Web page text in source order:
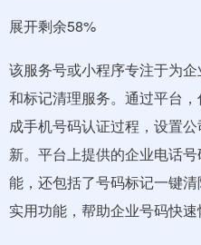
展开剩余58%
该服务号或小程序专注于为
和标记清理服务。通过平台
成手机号码认证过程，设置
新。平台上提供的企业电话
能，还包括了号码标记一键
实用功能，帮助企业号码快速